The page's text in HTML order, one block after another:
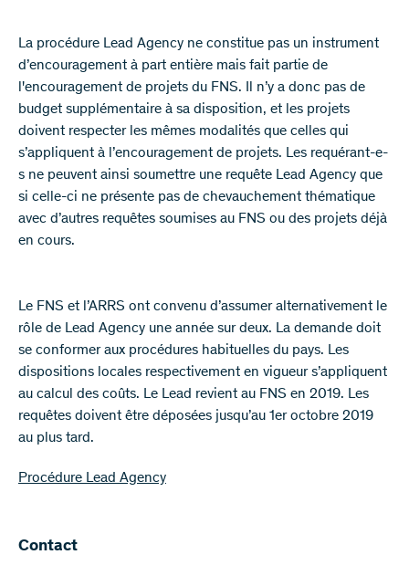
La procédure Lead Agency ne constitue pas un instrument
d’encouragement à part entière mais fait partie de
l'encouragement de projets du FNS. Il n’y a donc pas de
budget supplémentaire à sa disposition, et les projets
doivent respecter les mêmes modalités que celles qui
s’appliquent à l’encouragement de projets. Les requérant-e-
s ne peuvent ainsi soumettre une requête Lead Agency que
si celle-ci ne présente pas de chevauchement thématique
avec d’autres requêtes soumises au FNS ou des projets déjà
en cours.
Le FNS et l’ARRS ont convenu d’assumer alternativement le
rôle de Lead Agency une année sur deux. La demande doit
se conformer aux procédures habituelles du pays. Les
dispositions locales respectivement en vigueur s’appliquent
au calcul des coûts. Le Lead revient au FNS en 2019. Les
requêtes doivent être déposées jusqu’au 1er octobre 2019
au plus tard.
Procédure Lead Agency
Contact